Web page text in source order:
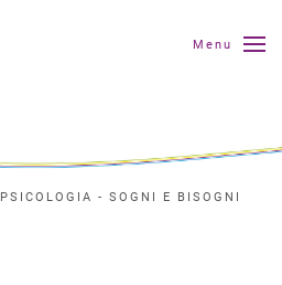
Menu
PSICOLOGIA - SOGNI E BISOGNI